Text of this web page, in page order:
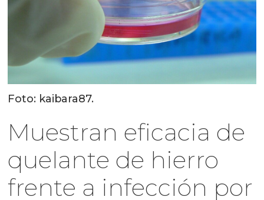
Foto: kaibara87.
Muestran eficacia de
quelante de hierro
frente a infección por